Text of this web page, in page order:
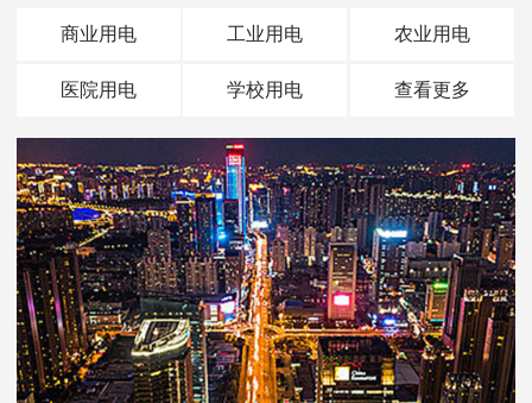
商业用电 工业用电 农业用电
医院用电 学校用电 查看更多